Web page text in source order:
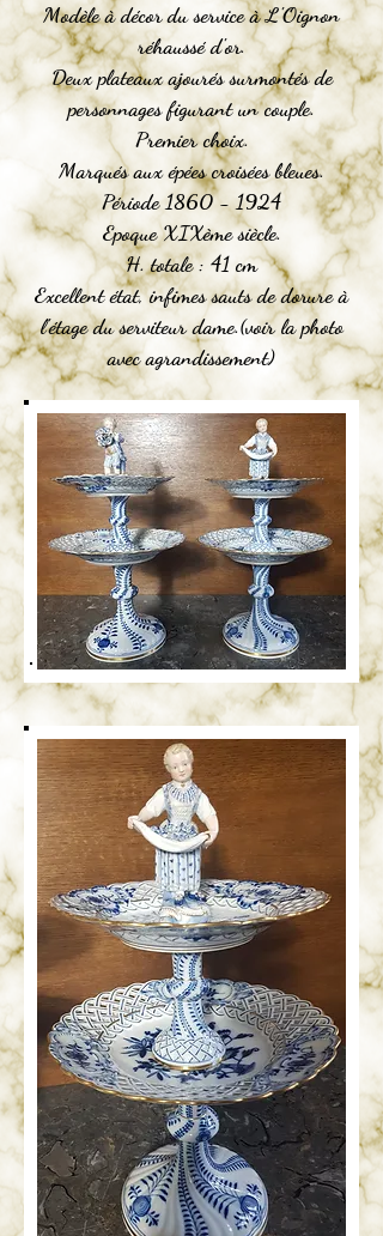
Modèle à décor du service à L'Oignon
réhaussé d'or.
Deux plateaux ajourés surmontés de
personnages figurant un couple.
Premier choix.
Marqués aux épées croisées bleues.
Période 1860 - 1924
Epoque XIXème siècle.
H. totale : 41 cm
Excellent état, infimes sauts de dorure à
l'étage du serviteur dame.(voir la photo
avec agrandissement)